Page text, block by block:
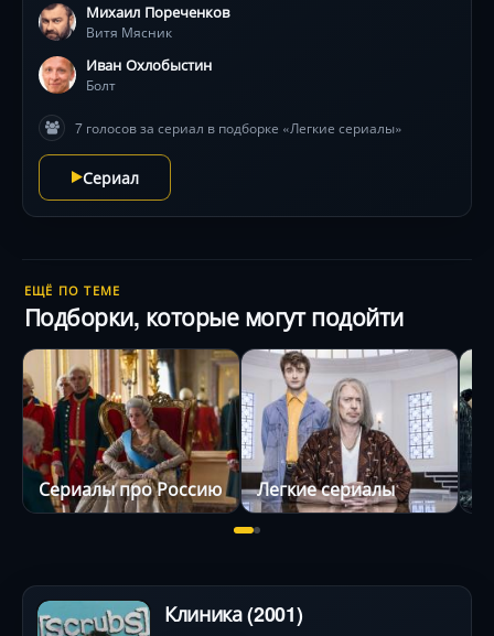
ситуаций. Михаил Пореченков и Иван Охлобыстин в
ролях, которые заставят смеяться до слёз! Съёмки в
-37°C добавили экранному холоду реализма.
Михаил Пореченков
Витя Мясник
Иван Охлобыстин
Болт
7 голосов за сериал в подборке «Легкие сериалы»
Сериал
ЕЩЁ ПО ТЕМЕ
Подборки, которые могут подойти
Сериалы про Россию Легкие сериалы
Клиника (2001)